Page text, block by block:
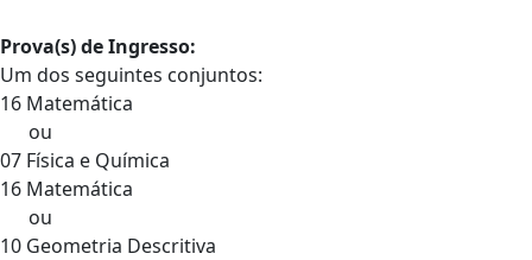
Prova(s) de Ingresso:
Um dos seguintes conjuntos:
16 Matemática
ou
07 Física e Química
16 Matemática
ou
10 Geometria Descritiva